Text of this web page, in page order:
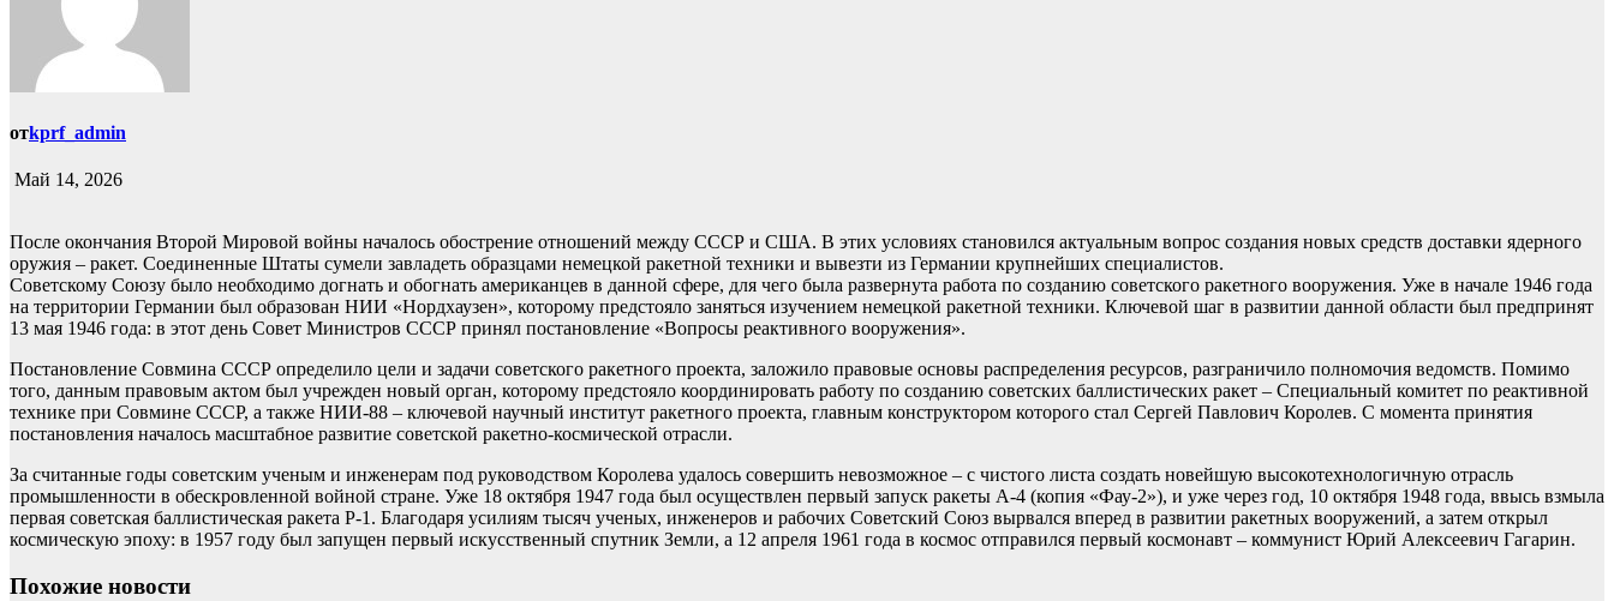
отkprf_admin
Май 14, 2026
После окончания Второй Мировой войны началось обострение отношений между СССР и США. В этих условиях становился актуальным вопрос создания новых средств доставки ядерного
оружия – ракет. Соединенные Штаты сумели завладеть образцами немецкой ракетной техники и вывезти из Германии крупнейших специалистов.
Советскому Союзу было необходимо догнать и обогнать американцев в данной сфере, для чего была развернута работа по созданию советского ракетного вооружения. Уже в начале 1946 года
на территории Германии был образован НИИ «Нордхаузен», которому предстояло заняться изучением немецкой ракетной техники. Ключевой шаг в развитии данной области был предпринят
13 мая 1946 года: в этот день Совет Министров СССР принял постановление «Вопросы реактивного вооружения».
Постановление Совмина СССР определило цели и задачи советского ракетного проекта, заложило правовые основы распределения ресурсов, разграничило полномочия ведомств. Помимо
того, данным правовым актом был учрежден новый орган, которому предстояло координировать работу по созданию советских баллистических ракет – Специальный комитет по реактивной
технике при Совмине СССР, а также НИИ-88 – ключевой научный институт ракетного проекта, главным конструктором которого стал Сергей Павлович Королев. С момента принятия
постановления началось масштабное развитие советской ракетно-космической отрасли.
За считанные годы советским ученым и инженерам под руководством Королева удалось совершить невозможное – с чистого листа создать новейшую высокотехнологичную отрасль
промышленности в обескровленной войной стране. Уже 18 октября 1947 года был осуществлен первый запуск ракеты А-4 (копия «Фау-2»), и уже через год, 10 октября 1948 года, ввысь взмыла
первая советская баллистическая ракета Р-1. Благодаря усилиям тысяч ученых, инженеров и рабочих Советский Союз вырвался вперед в развитии ракетных вооружений, а затем открыл
космическую эпоху: в 1957 году был запущен первый искусственный спутник Земли, а 12 апреля 1961 года в космос отправился первый космонавт – коммунист Юрий Алексеевич Гагарин.
Похожие новости